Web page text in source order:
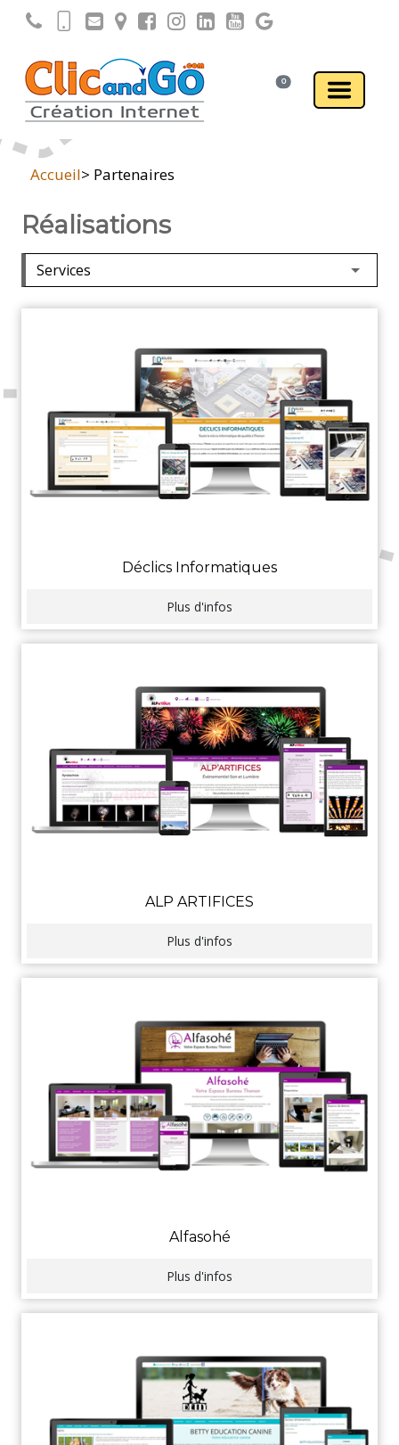
0
Accueil> Partenaires
Réalisations
Déclics Informatiques
Plus d'infos
ALP ARTIFICES
Plus d'infos
Alfasohé
Plus d'infos